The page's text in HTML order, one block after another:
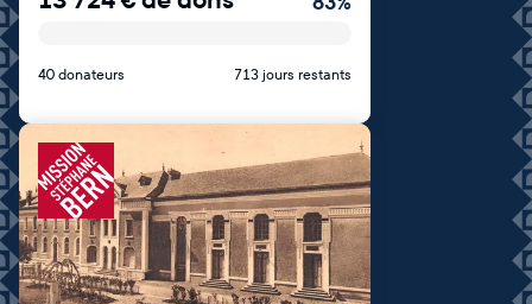
40 donateurs 713 jours restants